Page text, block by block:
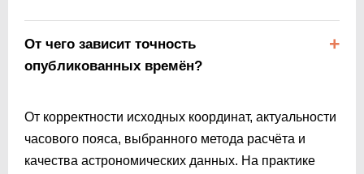
От чего зависит точность
опубликованных времён?
От корректности исходных координат, актуальности
часового пояса, выбранного метода расчёта и
качества астрономических данных. На практике